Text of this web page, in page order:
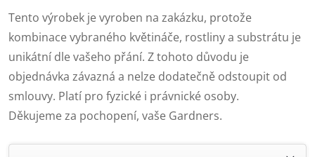
Tento výrobek je vyroben na zakázku, protože
kombinace vybraného květináče, rostliny a substrátu je
unikátní dle vašeho přání. Z tohoto důvodu je
objednávka závazná a nelze dodatečně odstoupit od
smlouvy. Platí pro fyzické i právnické osoby.
Děkujeme za pochopení, vaše Gardners.